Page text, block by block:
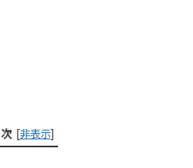
[非表示]